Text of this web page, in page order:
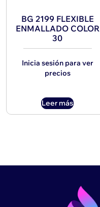
BG 2199 FLEXIBLE
ENMALLADO COLOR
30
Inicia sesión para ver
precios
Leer más